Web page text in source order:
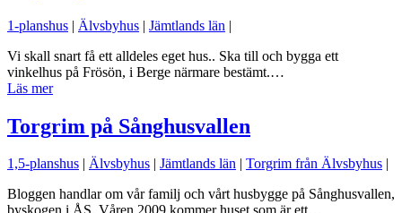
1-planshus | Älvsbyhus | Jämtlands län |
Vi skall snart få ett alldeles eget hus.. Ska till och bygga ett
vinkelhus på Frösön, i Berge närmare bestämt.…
Läs mer
Torgrim på Sånghusvallen
1,5-planshus | Älvsbyhus | Jämtlands län | Torgrim från Älvsbyhus |
Bloggen handlar om vår familj och vårt husbygge på Sånghusvallen,